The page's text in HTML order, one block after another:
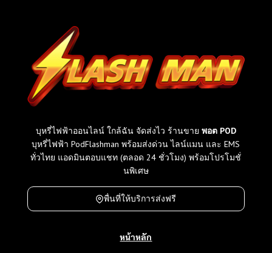
บุหรี่ไฟฟ้าออนไลน์ ใกล้ฉัน จัดส่งไว ร้านขาย พอต POD
บุหรี่ไฟฟ้า PodFlashman พร้อมส่งด่วน ไลน์แมน และ EMS
ทั่วไทย แอดมินตอบแชท (ตลอด 24 ชั่วโมง) พร้อมโปรโมชั่
นพิเศษ
พื่นที่ให้บริการส่งฟรี
หน้าหลัก